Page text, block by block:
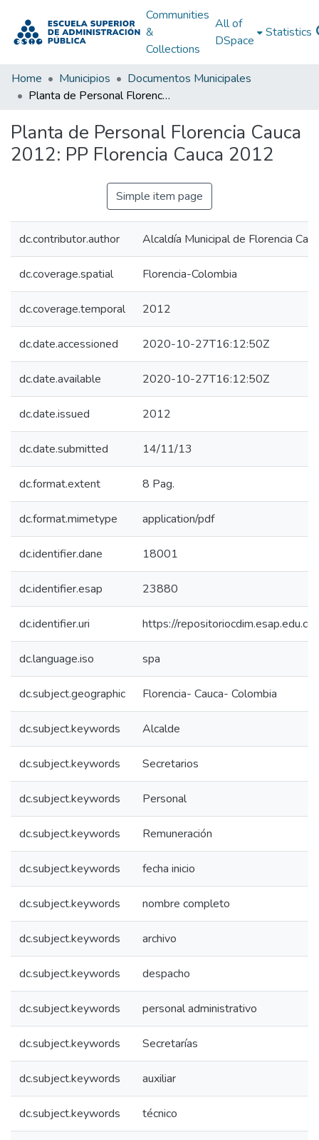
Communities
&
Collections
All of
DSpace
Statistics
Home Municipios
Documentos Municipales
Planta de Personal Florencia Cauca 2012: PP Florencia Cauca 2012
Planta de Personal Florencia Cauca
2012: PP Florencia Cauca 2012
Simple item page
dc.contributor.author Alcaldía Municipal de Florencia
dc.coverage.spatial Florencia-Colombia
dc.coverage.temporal 2012
dc.date.accessioned 2020-10-27T16:12:50Z
dc.date.available 2020-10-27T16:12:50Z
dc.date.issued 2012
dc.date.submitted 14/11/13
dc.format.extent 8 Pag.
dc.format.mimetype application/pdf
dc.identifier.dane 18001
dc.identifier.esap 23880
dc.identifier.uri https://
dc.language.iso spa
dc.subject.geographic Florencia- Cauca- Colombia
dc.subject.keywords Alcalde
dc.subject.keywords Secretarios
dc.subject.keywords Personal
dc.subject.keywords Remuneración
dc.subject.keywords fecha inicio
dc.subject.keywords nombre completo
dc.subject.keywords archivo
dc.subject.keywords despacho
dc.subject.keywords personal administrativo
dc.subject.keywords Secretarías
dc.subject.keywords auxiliar
dc.subject.keywords técnico